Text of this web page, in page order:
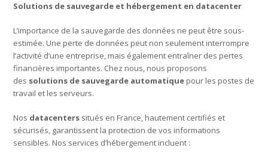
Solutions de sauvegarde et hébergement en datacenter
L’importance de la sauvegarde des données ne peut être sous-
estimée. Une perte de données peut non seulement interrompre
l’activité d’une entreprise, mais également entraîner des pertes
financières importantes. Chez nous, nous proposons
des solutions de sauvegarde automatique pour les postes de
travail et les serveurs.
Nos datacenters situés en France, hautement certifiés et
sécurisés, garantissent la protection de vos informations
sensibles. Nos services d’hébergement incluent :